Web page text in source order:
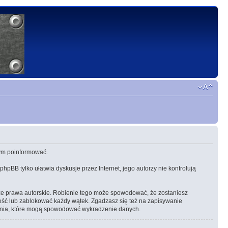
poinformować.
tylko ułatwia dyskusje przez Internet, jego autorzy nie kontrolują
prawa autorskie. Robienie tego może spowodować, że zostaniesz
lub zablokować każdy wątek. Zgadzasz się też na zapisywanie
które mogą spowodować wykradzenie danych.